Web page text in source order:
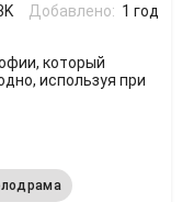
Добавлено: 1 год
который
используя при